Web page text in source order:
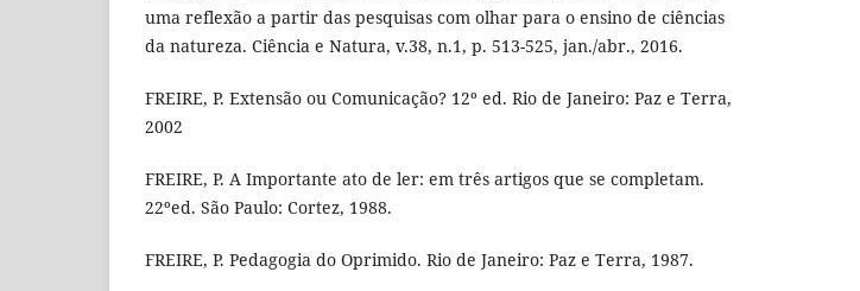
uma reflexão a partir das pesquisas com olhar para o ensino de ciências
da natureza. Ciência e Natura, v.38, n.1, p. 513-525, jan./abr., 2016.
FREIRE, P. Extensão ou Comunicação? 12º ed. Rio de Janeiro: Paz e Terra,
2002
FREIRE, P. A Importante ato de ler: em três artigos que se completam.
22ºed. São Paulo: Cortez, 1988.
FREIRE, P. Pedagogia do Oprimido. Rio de Janeiro: Paz e Terra, 1987.